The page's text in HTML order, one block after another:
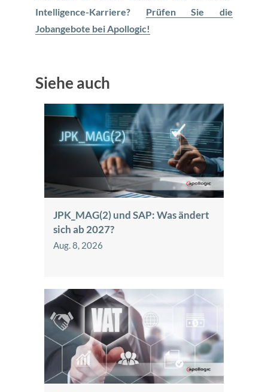
Intelligence-Karriere? Prüfen Sie die
Jobangebote bei Apollogic!
Siehe auch
JPK_MAG(2) und SAP: Was ändert
sich ab 2027?
Aug. 8, 2026